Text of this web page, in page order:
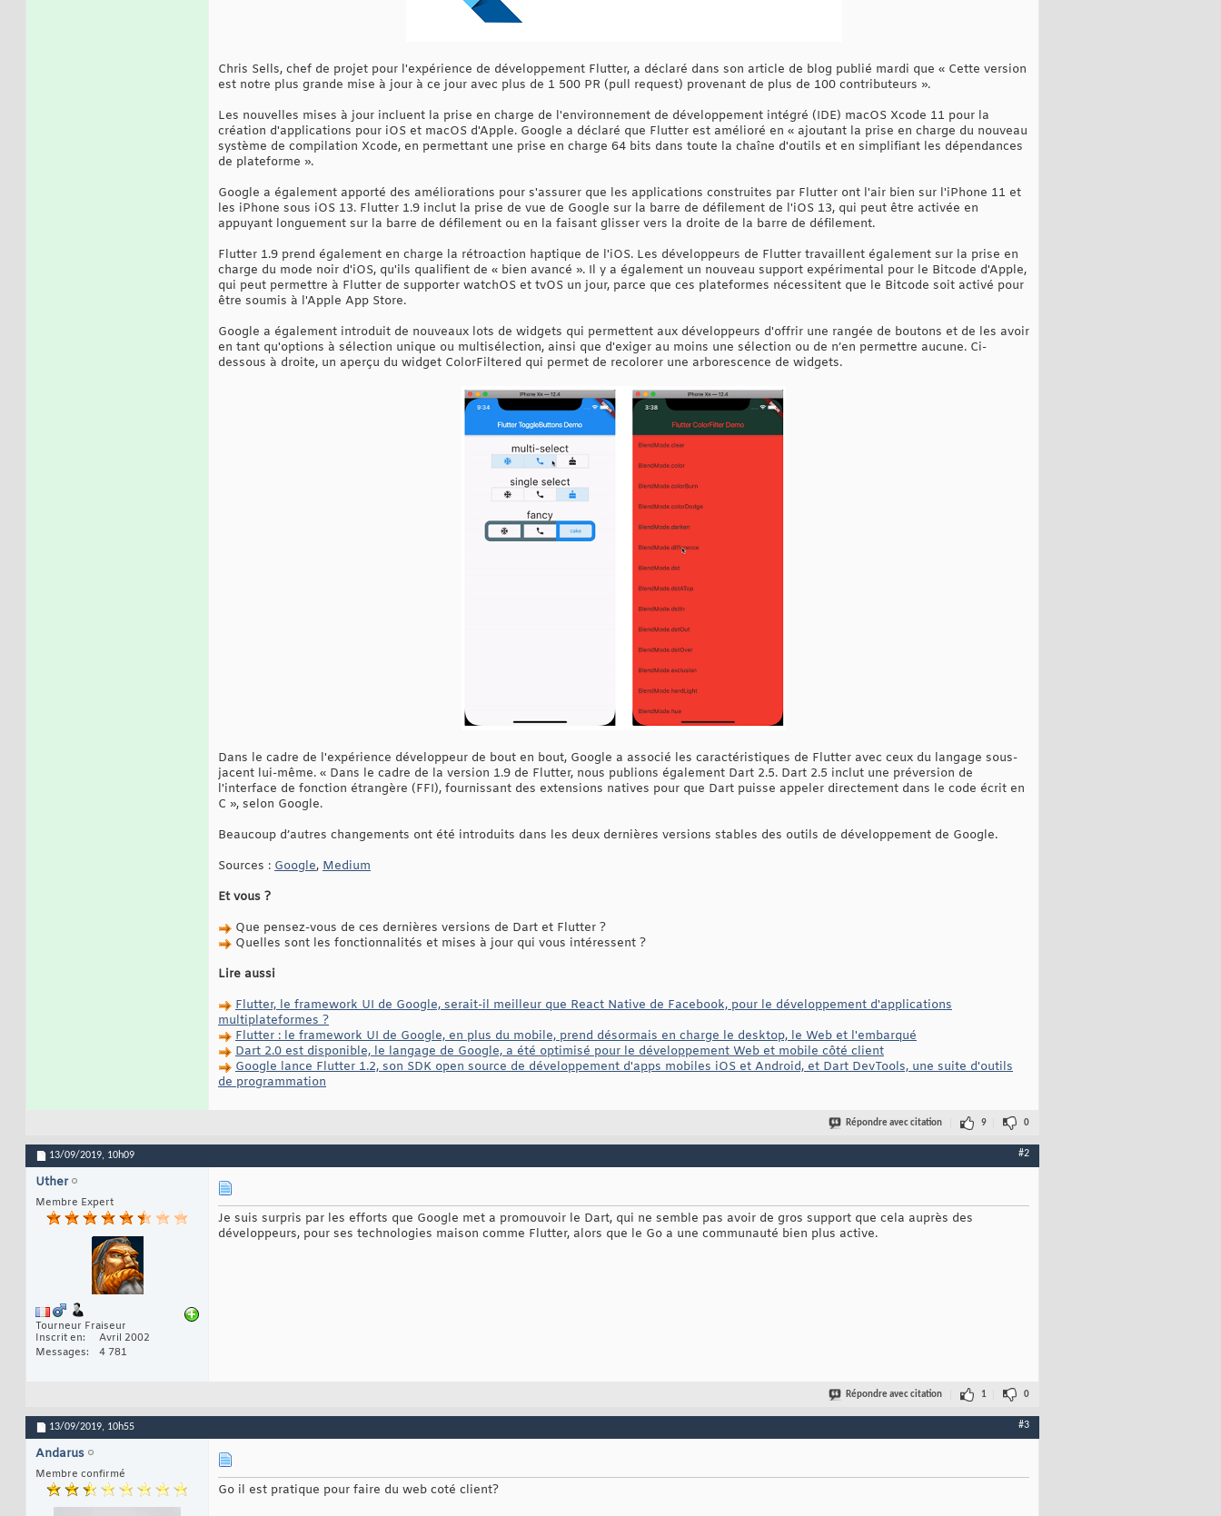
Chris Sells, chef de projet pour l'expérience de développement Flutter, a déclaré dans son article de blog publié mardi que « Cette version
est notre plus grande mise à jour à ce jour avec plus de 1 500 PR (pull request) provenant de plus de 100 contributeurs ».
Les nouvelles mises à jour incluent la prise en charge de l'environnement de développement intégré (IDE) macOS Xcode 11 pour la
création d'applications pour iOS et macOS d'Apple. Google a déclaré que Flutter est amélioré en « ajoutant la prise en charge du nouveau
système de compilation Xcode, en permettant une prise en charge 64 bits dans toute la chaîne d'outils et en simplifiant les dépendances
de plateforme ».
Google a également apporté des améliorations pour s'assurer que les applications construites par Flutter ont l'air bien sur l'iPhone 11 et
les iPhone sous iOS 13. Flutter 1.9 inclut la prise de vue de Google sur la barre de défilement de l'iOS 13, qui peut être activée en
appuyant longuement sur la barre de défilement ou en la faisant glisser vers la droite de la barre de défilement.
Flutter 1.9 prend également en charge la rétroaction haptique de l'iOS. Les développeurs de Flutter travaillent également sur la prise en
charge du mode noir d'iOS, qu'ils qualifient de « bien avancé ». Il y a également un nouveau support expérimental pour le Bitcode d'Apple,
qui peut permettre à Flutter de supporter watchOS et tvOS un jour, parce que ces plateformes nécessitent que le Bitcode soit activé pour
être soumis à l'Apple App Store.
Google a également introduit de nouveaux lots de widgets qui permettent aux développeurs d'offrir une rangée de boutons et de les avoir
en tant qu'options à sélection unique ou multisélection, ainsi que d'exiger au moins une sélection ou de n’en permettre aucune. Ci-
dessous à droite, un aperçu du widget ColorFiltered qui permet de recolorer une arborescence de widgets.
Dans le cadre de l'expérience développeur de bout en bout, Google a associé les caractéristiques de Flutter avec ceux du langage sous-
jacent lui-même. « Dans le cadre de la version 1.9 de Flutter, nous publions également Dart 2.5. Dart 2.5 inclut une préversion de
l'interface de fonction étrangère (FFI), fournissant des extensions natives pour que Dart puisse appeler directement dans le code écrit en
C », selon Google.
Beaucoup d’autres changements ont été introduits dans les deux dernières versions stables des outils de développement de Google.
Sources : Google, Medium
Et vous ?
Que pensez-vous de ces dernières versions de Dart et Flutter ?
Quelles sont les fonctionnalités et mises à jour qui vous intéressent ?
Lire aussi
Flutter, le framework UI de Google, serait-il meilleur que React Native de Facebook, pour le développement d'applications
multiplateformes ?
Flutter : le framework UI de Google, en plus du mobile, prend désormais en charge le desktop, le Web et l'embarqué
Dart 2.0 est disponible, le langage de Google, a été optimisé pour le développement Web et mobile côté client
Google lance Flutter 1.2, son SDK open source de développement d'apps mobiles iOS et Android, et Dart DevTools, une suite d'outils
de programmation
Répondre avec citation 9 0
13/09/2019, 10h09 #2
Uther
Membre Expert
Tourneur Fraiseur
Inscrit en
Avril 2002
Messages
4 781
Je suis surpris par les efforts que Google met a promouvoir le Dart, qui ne semble pas avoir de gros support que cela auprès des
développeurs, pour ses technologies maison comme Flutter, alors que le Go a une communauté bien plus active.
Répondre avec citation 1 0
13/09/2019, 10h55 #3
Andarus
Membre confirmé
Go il est pratique pour faire du web coté client?